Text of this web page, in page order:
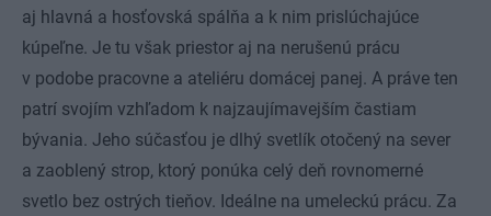
aj hlavná a hosťovská spálňa a k nim prislúchajúce
kúpeľne. Je tu však priestor aj na nerušenú prácu
v podobe pracovne a ateliéru domácej panej. A práve ten
patrí svojím vzhľadom k najzaujímavejším častiam
bývania. Jeho súčasťou je dlhý svetlík otočený na sever
a zaoblený strop, ktorý ponúka celý deň rovnomerné
svetlo bez ostrých tieňov. Ideálne na umeleckú prácu. Za